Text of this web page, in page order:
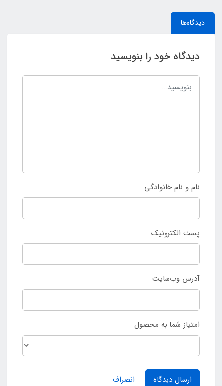
دیدگاه‌ها
دیدگاه خود را بنویسید
نام و نام خانوادگی
پست الکترونیک
آدرس وب‌سایت
امتیاز شما به محصول
ارسال دیدگاه انصراف